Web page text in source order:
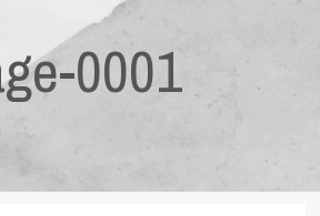
0001